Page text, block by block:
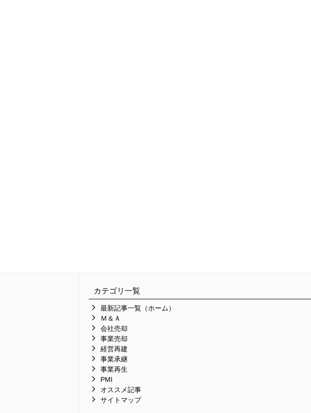
カテゴリ一覧
最新記事一覧（ホーム）
Ｍ＆Ａ
会社売却
事業売却
経営再建
事業承継
事業再生
PMI
オススメ記事
サイトマップ